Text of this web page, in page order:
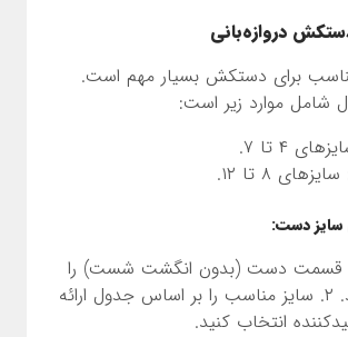
برای دستکش بسیار مهم است.
شامل موارد زیر است:
۴ تا ۷.
سایزهای ۸ تا ۱۲.
سایز دست:
قسمت دست (بدون انگشت شست) را
اندازه‌گیری کنید. ۲. سایز مناسب را بر اساس جدول ارائه
انتخاب کنید.